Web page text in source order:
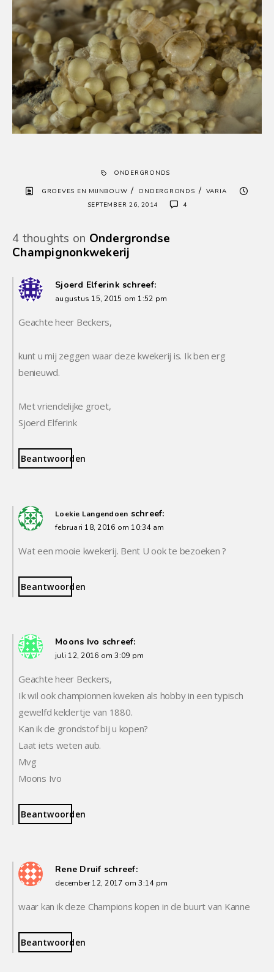
ONDERGRONDS
GROEVES EN MIJNBOUW / ONDERGRONDS / VARIA
SEPTEMBER 26, 2014
4
4 thoughts on Ondergrondse
Champignonkwekerij
Sjoerd Elferink schreef:
augustus 15, 2015 om 1:52 pm
Geachte heer Beckers,
kunt u mij zeggen waar deze kwekerij is. Ik ben erg
benieuwd.
Met vriendelijke groet,
Sjoerd Elferink
Beantwoorden
Loekie Langendoen schreef:
februari 18, 2016 om 10:34 am
Wat een mooie kwekerij. Bent U ook te bezoeken ?
Beantwoorden
Moons Ivo schreef:
juli 12, 2016 om 3:09 pm
Geachte heer Beckers,
Ik wil ook championnen kweken als hobby in een typisch
gewelfd keldertje van 1880.
Kan ik de grondstof bij u kopen?
Laat iets weten aub.
Mvg
Moons Ivo
Beantwoorden
Rene Druif schreef:
december 12, 2017 om 3:14 pm
waar kan ik deze Champions kopen in de buurt van Kanne
Beantwoorden